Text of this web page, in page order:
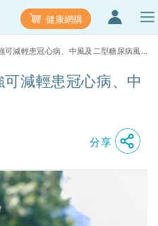
健康網購
減輕患冠心病、中
分享